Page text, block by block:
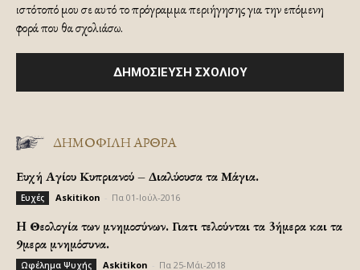
ιστότοπό μου σε αυτό το πρόγραμμα περιήγησης για την επόμενη
φορά που θα σχολιάσω.
ΔΗΜΟΦΙΛΗ ΑΡΘΡΑ
Ευχή Αγίου Κυπριανού – Διαλύουσα τα Μάγια.
Ευχές Askitikon Πα 01-Ιούλ-2016
H Θεολογία των μνημοσύνων. Γιατι τελούνται τα 3ήμερα και τα
9μερα μνημόσυνα.
Ωφέλημα Ψυχής Askitikon Πα 25-Μάι-2018